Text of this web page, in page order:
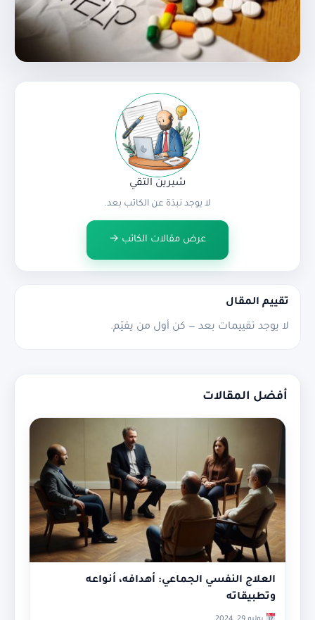
شيرين التقي
لا يوجد نبذة عن الكاتب بعد.
عرض مقالات الكاتب →
تقييم المقال
لا يوجد تقييمات بعد — كن أول من يقيّم.
أفضل المقالات
العلاج النفسي الجماعي: أهدافه، أنواعه
وتطبيقاته